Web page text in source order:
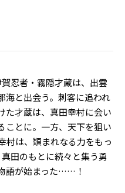
忍者・霧隠才蔵は、出雲
海と出会う。刺客に追われ
た才蔵は、真田幸村に会い
ことに。一方、天下を狙い
村は、類まれなる力をもっ
田のもとに続々と集う勇
語が始まった……！